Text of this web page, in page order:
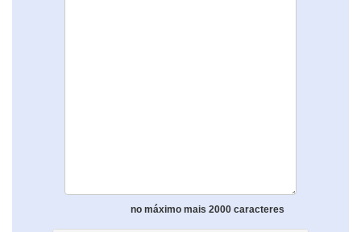
no máximo mais 2000 caracteres